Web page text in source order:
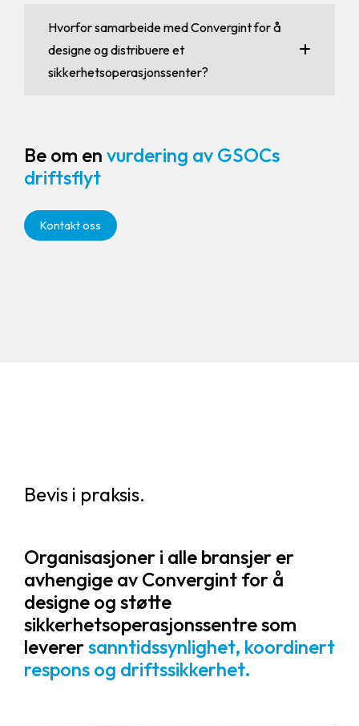
Hvorfor samarbeide med Convergint for å
designe og distribuere et
sikkerhetsoperasjonssenter?
Be om en vurdering av GSOCs
driftsflyt
Kontakt oss
Bevis i praksis.
Organisasjoner i alle bransjer er
avhengige av Convergint for å
designe og støtte
sikkerhetsoperasjonssentre som
leverersanntidssynlighet, koordinert
respons og driftssikkerhet.